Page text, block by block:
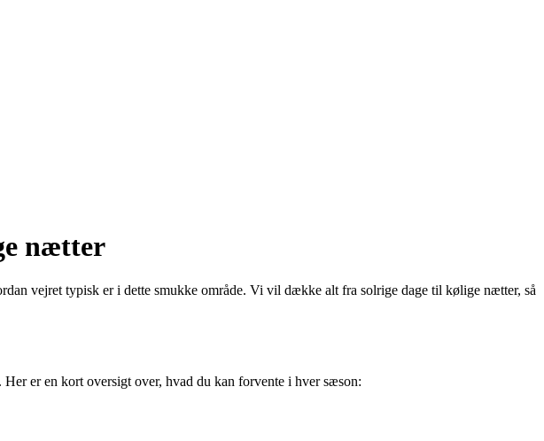
nætter
vejret typisk er i dette smukke område. Vi vil dække alt fra solrige dage til kølige nætter, så
er en kort oversigt over, hvad du kan forvente i hver sæson: